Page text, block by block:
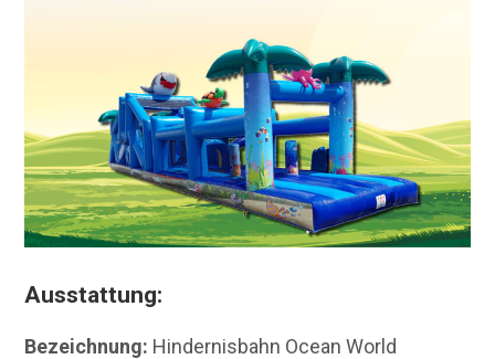
Ausstattung:
Bezeichnung: Hindernisbahn Ocean World